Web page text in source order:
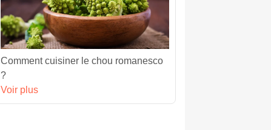
Comment cuisiner le chou romanesco
?
Voir plus